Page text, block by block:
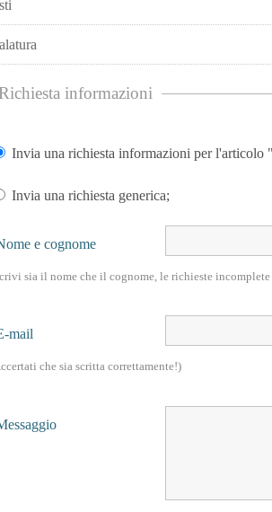
informazioni
Invia una richiesta informazioni per
Invia una richiesta generica;
e cognome
sia il nome che il cognome, le richieste incomplete
mail
che sia scritta correttamente!)